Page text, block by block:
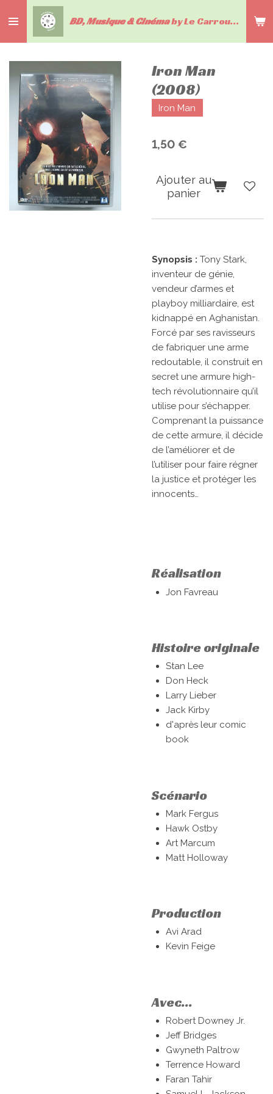
au
contenu
BD, Musique & Cinémaby Le Carrousel du livre
Iron Man
(2008)
Iron Man
1,50 €
Ajouter au
panier
Synopsis : Tony Stark,
inventeur de génie,
vendeur d’armes et
playboy milliardaire, est
kidnappé en Aghanistan.
Forcé par ses ravisseurs
de fabriquer une arme
redoutable, il construit en
secret une armure high-
tech révolutionnaire qu’il
utilise pour s’échapper.
Comprenant la puissance
de cette armure, il décide
de l’améliorer et de
l’utiliser pour faire régner
la justice et protéger les
innocents…
Réalisation
Jon Favreau
Histoire originale
Stan Lee
Don Heck
Larry Lieber
Jack Kirby
d'après leur comic
book
Scénario
Mark Fergus
Hawk Ostby
Art Marcum
Matt Holloway
Production
Avi Arad
Kevin Feige
Avec...
Robert Downey Jr.
Jeff Bridges
Gwyneth Paltrow
Terrence Howard
Faran Tahir